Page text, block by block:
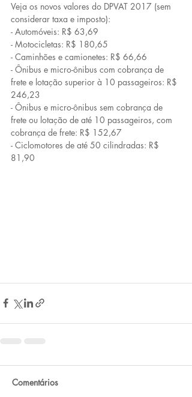
Veja os novos valores do DPVAT 2017 (sem
considerar taxa e imposto):
- Automóveis: R$ 63,69
- Motocicletas: R$ 180,65
- Caminhões e camionetes: R$ 66,66
- Ônibus e micro-ônibus com cobrança de
frete e lotação superior à 10 passageiros: R$
246,23
- Ônibus e micro-ônibus sem cobrança de
frete ou lotação de até 10 passageiros, com
cobrança de frete: R$ 152,67
- Ciclomotores de até 50 cilindradas: R$
81,90
Comentários